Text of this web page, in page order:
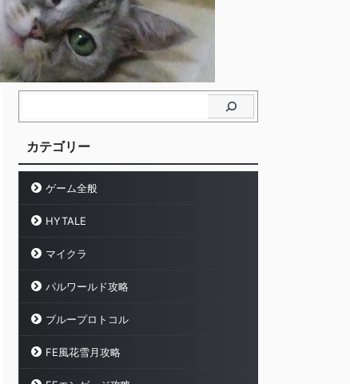
カテゴリー
ゲーム全般
HYTALE
マイクラ
パルワールド攻略
ブループロトコル
FE風花雪月攻略